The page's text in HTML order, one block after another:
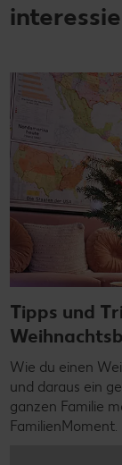
Tipps und
Wie du einen
und daraus ein
ganzen Familie
FamilienMoment.